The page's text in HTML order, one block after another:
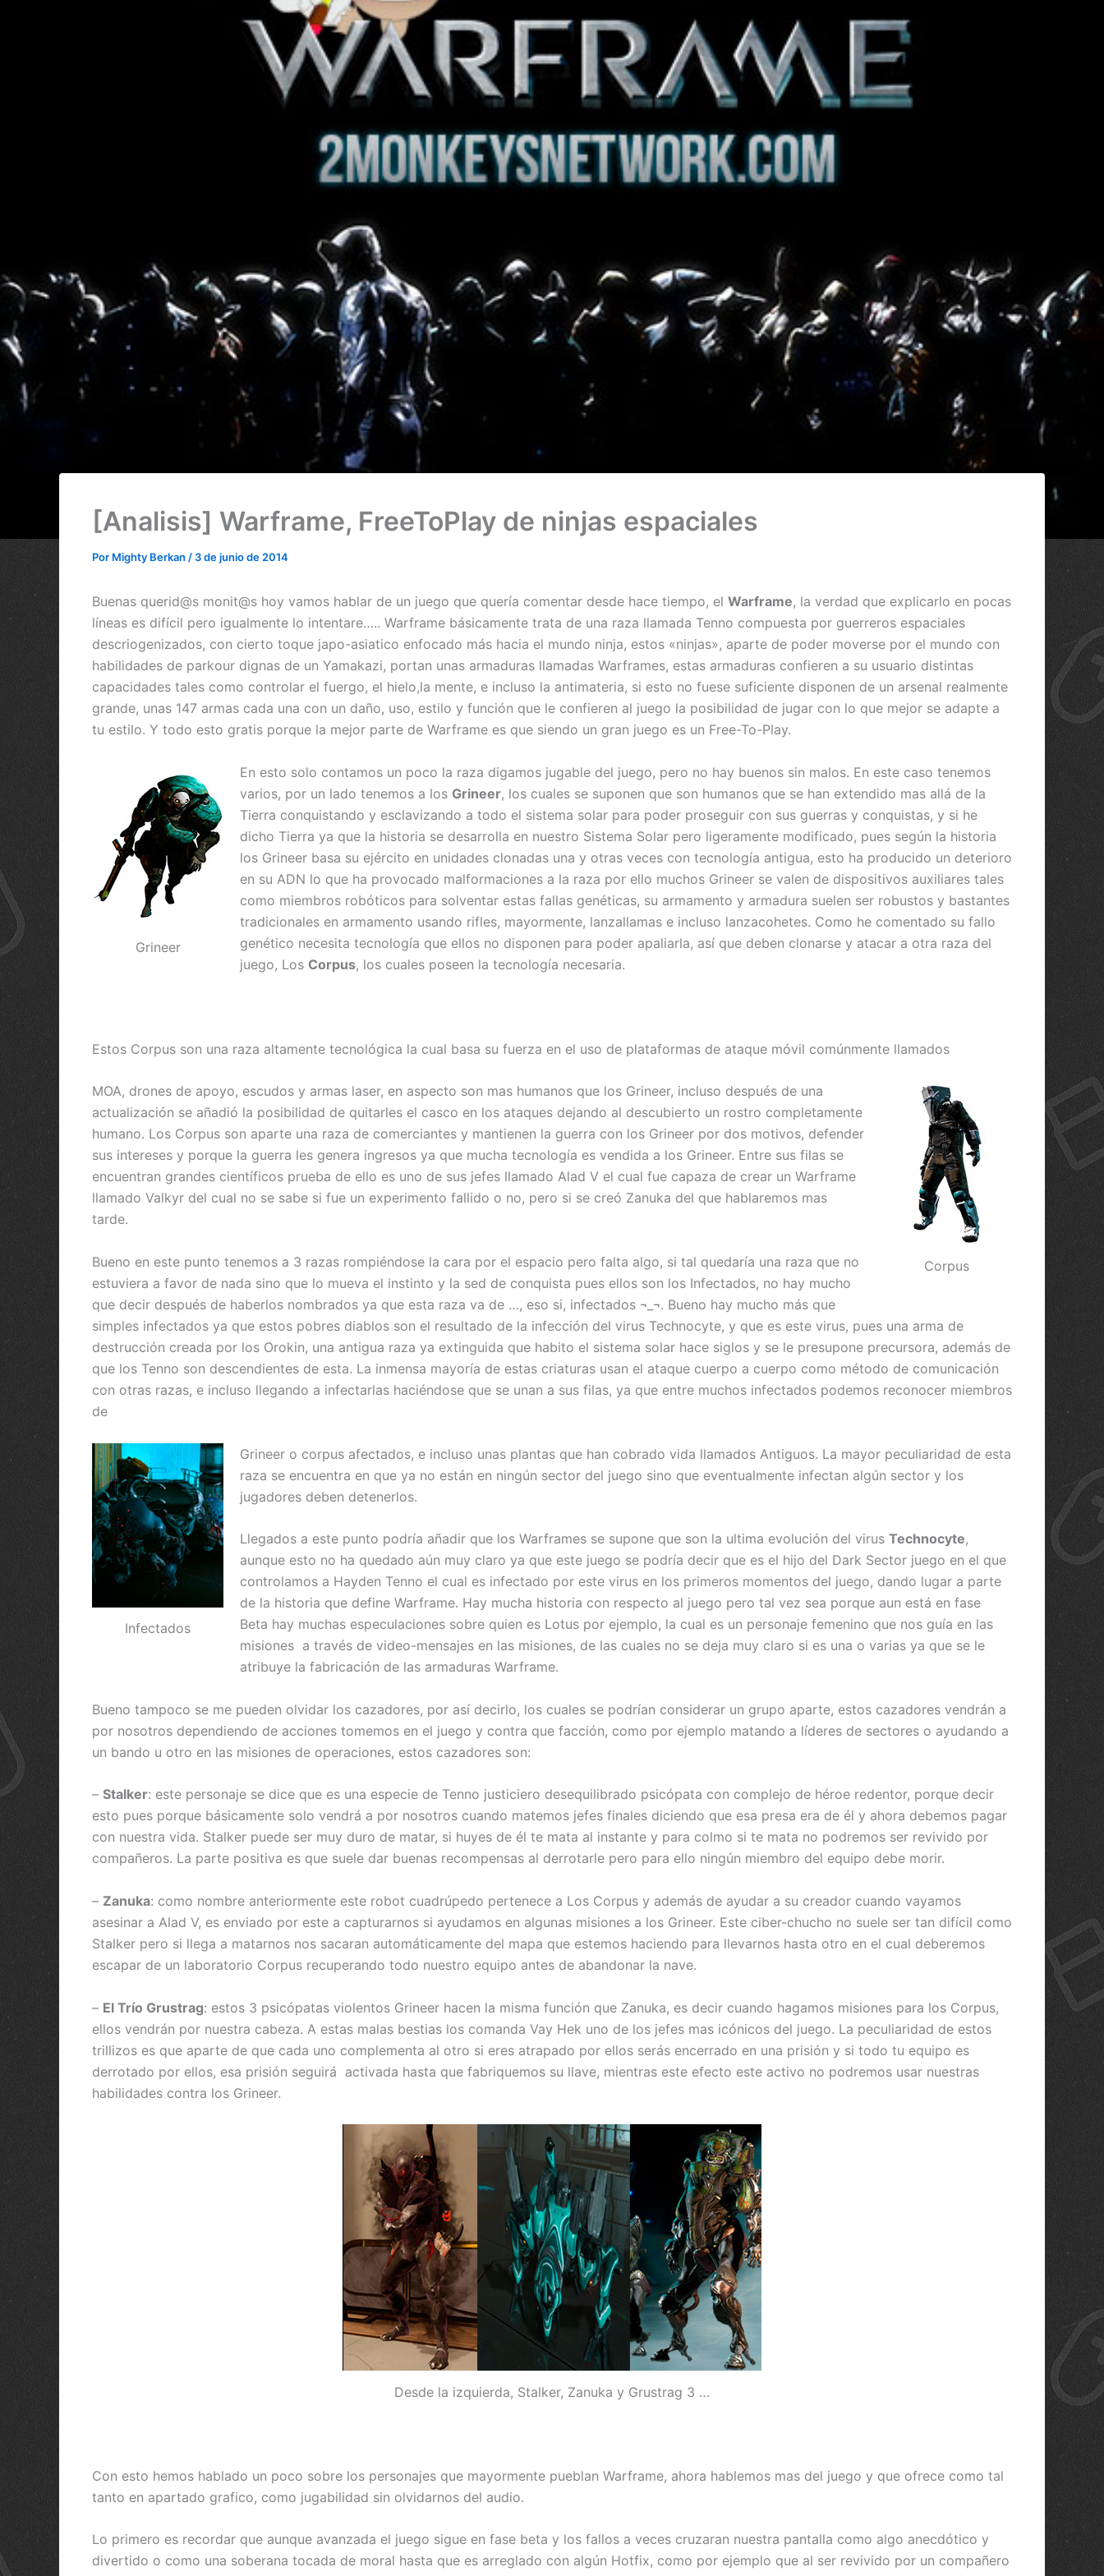
[Analisis] Warframe, FreeToPlay de ninjas espaciales
Por Mighty Berkan / 3 de junio de 2014
Buenas querid@s monit@s hoy vamos hablar de un juego que quería comentar desde hace tiempo, el Warframe, la verdad que explicarlo en pocas
líneas es difícil pero igualmente lo intentare….. Warframe básicamente trata de una raza llamada Tenno compuesta por guerreros espaciales
descriogenizados, con cierto toque japo-asiatico enfocado más hacia el mundo ninja, estos «ninjas», aparte de poder moverse por el mundo con
habilidades de parkour dignas de un Yamakazi, portan unas armaduras llamadas Warframes, estas armaduras confieren a su usuario distintas
capacidades tales como controlar el fuergo, el hielo,la mente, e incluso la antimateria, si esto no fuese suficiente disponen de un arsenal realmente
grande, unas 147 armas cada una con un daño, uso, estilo y función que le confieren al juego la posibilidad de jugar con lo que mejor se adapte a
tu estilo. Y todo esto gratis porque la mejor parte de Warframe es que siendo un gran juego es un Free-To-Play.
Grineer
En esto solo contamos un poco la raza digamos jugable del juego, pero no hay buenos sin malos. En este caso tenemos
varios, por un lado tenemos a los Grineer, los cuales se suponen que son humanos que se han extendido mas allá de la
Tierra conquistando y esclavizando a todo el sistema solar para poder proseguir con sus guerras y conquistas, y si he
dicho Tierra ya que la historia se desarrolla en nuestro Sistema Solar pero ligeramente modificado, pues según la historia
los Grineer basa su ejército en unidades clonadas una y otras veces con tecnología antigua, esto ha producido un deterioro
en su ADN lo que ha provocado malformaciones a la raza por ello muchos Grineer se valen de dispositivos auxiliares tales
como miembros robóticos para solventar estas fallas genéticas, su armamento y armadura suelen ser robustos y bastantes
tradicionales en armamento usando rifles, mayormente, lanzallamas e incluso lanzacohetes. Como he comentado su fallo
genético necesita tecnología que ellos no disponen para poder apaliarla, así que deben clonarse y atacar a otra raza del
juego, Los Corpus, los cuales poseen la tecnología necesaria.
Estos Corpus son una raza altamente tecnológica la cual basa su fuerza en el uso de plataformas de ataque móvil comúnmente llamados
Corpus
MOA, drones de apoyo, escudos y armas laser, en aspecto son mas humanos que los Grineer, incluso después de una
actualización se añadió la posibilidad de quitarles el casco en los ataques dejando al descubierto un rostro completamente
humano. Los Corpus son aparte una raza de comerciantes y mantienen la guerra con los Grineer por dos motivos, defender
sus intereses y porque la guerra les genera ingresos ya que mucha tecnología es vendida a los Grineer. Entre sus filas se
encuentran grandes científicos prueba de ello es uno de sus jefes llamado Alad V el cual fue capaza de crear un Warframe
llamado Valkyr del cual no se sabe si fue un experimento fallido o no, pero si se creó Zanuka del que hablaremos mas
tarde.
Bueno en este punto tenemos a 3 razas rompiéndose la cara por el espacio pero falta algo, si tal quedaría una raza que no
estuviera a favor de nada sino que lo mueva el instinto y la sed de conquista pues ellos son los Infectados, no hay mucho
que decir después de haberlos nombrados ya que esta raza va de …, eso si, infectados ¬_¬. Bueno hay mucho más que
simples infectados ya que estos pobres diablos son el resultado de la infección del virus Technocyte, y que es este virus, pues una arma de
destrucción creada por los Orokin, una antigua raza ya extinguida que habito el sistema solar hace siglos y se le presupone precursora, además de
que los Tenno son descendientes de esta. La inmensa mayoría de estas criaturas usan el ataque cuerpo a cuerpo como método de comunicación
con otras razas, e incluso llegando a infectarlas haciéndose que se unan a sus filas, ya que entre muchos infectados podemos reconocer miembros
de
Infectados
Grineer o corpus afectados, e incluso unas plantas que han cobrado vida llamados Antiguos. La mayor peculiaridad de esta
raza se encuentra en que ya no están en ningún sector del juego sino que eventualmente infectan algún sector y los
jugadores deben detenerlos.
Llegados a este punto podría añadir que los Warframes se supone que son la ultima evolución del virus Technocyte,
aunque esto no ha quedado aún muy claro ya que este juego se podría decir que es el hijo del Dark Sector juego en el que
controlamos a Hayden Tenno el cual es infectado por este virus en los primeros momentos del juego, dando lugar a parte
de la historia que define Warframe. Hay mucha historia con respecto al juego pero tal vez sea porque aun está en fase
Beta hay muchas especulaciones sobre quien es Lotus por ejemplo, la cual es un personaje femenino que nos guía en las
misiones a través de video-mensajes en las misiones, de las cuales no se deja muy claro si es una o varias ya que se le
atribuye la fabricación de las armaduras Warframe.
Bueno tampoco se me pueden olvidar los cazadores, por así decirlo, los cuales se podrían considerar un grupo aparte, estos cazadores vendrán a
por nosotros dependiendo de acciones tomemos en el juego y contra que facción, como por ejemplo matando a líderes de sectores o ayudando a
un bando u otro en las misiones de operaciones, estos cazadores son:
– Stalker: este personaje se dice que es una especie de Tenno justiciero desequilibrado psicópata con complejo de héroe redentor, porque decir
esto pues porque básicamente solo vendrá a por nosotros cuando matemos jefes finales diciendo que esa presa era de él y ahora debemos pagar
con nuestra vida. Stalker puede ser muy duro de matar, si huyes de él te mata al instante y para colmo si te mata no podremos ser revivido por
compañeros. La parte positiva es que suele dar buenas recompensas al derrotarle pero para ello ningún miembro del equipo debe morir.
– Zanuka: como nombre anteriormente este robot cuadrúpedo pertenece a Los Corpus y además de ayudar a su creador cuando vayamos
asesinar a Alad V, es enviado por este a capturarnos si ayudamos en algunas misiones a los Grineer. Este ciber-chucho no suele ser tan difícil como
Stalker pero si llega a matarnos nos sacaran automáticamente del mapa que estemos haciendo para llevarnos hasta otro en el cual deberemos
escapar de un laboratorio Corpus recuperando todo nuestro equipo antes de abandonar la nave.
– El Trío Grustrag: estos 3 psicópatas violentos Grineer hacen la misma función que Zanuka, es decir cuando hagamos misiones para los Corpus,
ellos vendrán por nuestra cabeza. A estas malas bestias los comanda Vay Hek uno de los jefes mas icónicos del juego. La peculiaridad de estos
trillizos es que aparte de que cada uno complementa al otro si eres atrapado por ellos serás encerrado en una prisión y si todo tu equipo es
derrotado por ellos, esa prisión seguirá activada hasta que fabriquemos su llave, mientras este efecto este activo no podremos usar nuestras
habilidades contra los Grineer.
Desde la izquierda, Stalker, Zanuka y Grustrag 3 …
Con esto hemos hablado un poco sobre los personajes que mayormente pueblan Warframe, ahora hablemos mas del juego y que ofrece como tal
tanto en apartado grafico, como jugabilidad sin olvidarnos del audio.
Lo primero es recordar que aunque avanzada el juego sigue en fase beta y los fallos a veces cruzaran nuestra pantalla como algo anecdótico y
divertido o como una soberana tocada de moral hasta que es arreglado con algún Hotfix, como por ejemplo que al ser revivido por un compañero